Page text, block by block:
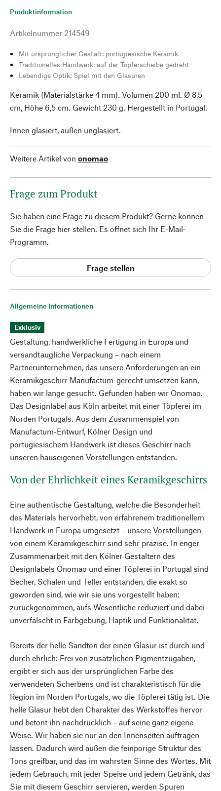
Allgemeine Informationen
Exklusiv
Gestaltung, handwerkliche Fertigung in Europa und
versandtaugliche Verpackung – nach einem
Partnerunternehmen, das unsere Anforderungen an ein
Keramikgeschirr Manufactum-gerecht umsetzen kann,
haben wir lange gesucht. Gefunden haben wir Onomao.
Das Designlabel aus Köln arbeitet mit einer Töpferei im
Norden Portugals. Aus dem Zusammenspiel von
Manufactum-Entwurf, Kölner Design und
portugiesischem Handwerk ist dieses Geschirr nach
unseren hauseigenen Vorstellungen entstanden.
Von der Ehrlichkeit eines Keramikgeschirrs
Eine authentische Gestaltung, welche die Besonderheit
des Materials hervorhebt, von erfahrenem traditionellem
Handwerk in Europa umgesetzt – unsere Vorstellungen
von einem Keramikgeschirr sind sehr präzise. In enger
Zusammenarbeit mit den Kölner Gestaltern des
Designlabels Onomao und einer Töpferei in Portugal sind
Becher, Schalen und Teller entstanden, die exakt so
geworden sind, wie wir sie uns vorgestellt haben:
zurückgenommen, aufs Wesentliche reduziert und dabei
unverfälscht in Farbgebung, Haptik und Funktionalität.
Bereits der helle Sandton der einen Glasur ist durch und
durch ehrlich: Frei von zusätzlichen Pigmentzugaben,
ergibt er sich aus der ursprünglichen Farbe des
verwendeten Scherbens und ist charakteristisch für die
Region im Norden Portugals, wo die Töpferei tätig ist. Die
helle Glasur hebt den Charakter des Werkstoffes hervor
und betont ihn nachdrücklich – auf seine ganz eigene
Weise. Wir haben sie nur an den Innenseiten auftragen
lassen. Dadurch wird außen die feinporige Struktur des
Tons greifbar, und das im wahrsten Sinne des Wortes. Mit
jedem Gebrauch, mit jeder Speise und jedem Getränk, das
Sie mit diesem Geschirr servieren, werden Spuren
Produktinformation
Artikelnummer 214549
Mit ursprünglicher Gestalt: portugiesische Keramik
Traditionelles Handwerk: auf der Töpferscheibe gedreht
Lebendige Optik: Spiel mit den Glasuren
Keramik (Materialstärke 4 mm). Volumen 200 ml. Ø 8,5
cm, Höhe 6,5 cm. Gewicht 230 g. Hergestellt in Portugal.
Innen glasiert, außen unglasiert.
Weitere Artikel von onomao
Frage zum Produkt
Sie haben eine Frage zu diesem Produkt? Gerne können
Sie die Frage hier stellen. Es öffnet sich Ihr E-Mail-
Programm.
Frage stellen